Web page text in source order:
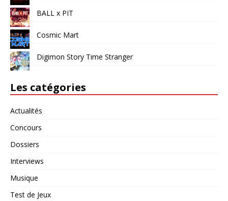
BALL x PIT
Cosmic Mart
Digimon Story Time Stranger
Les catégories
Actualités
Concours
Dossiers
Interviews
Musique
Test de Jeux